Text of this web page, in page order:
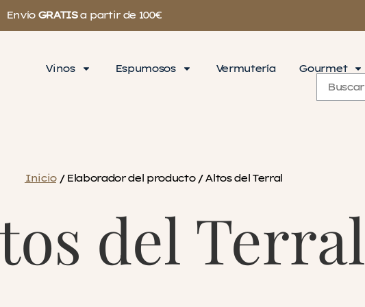
Envío GRATISa partir de 100€
Vinos Espumosos Vermutería Gourmet
Inicio/ Elaborador del producto / Altos del Terral
del Terral